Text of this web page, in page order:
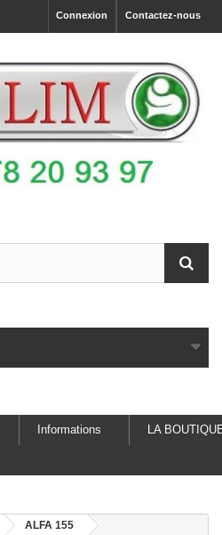
Contactez-nous
Connexion
Informations LA
ALFA 155